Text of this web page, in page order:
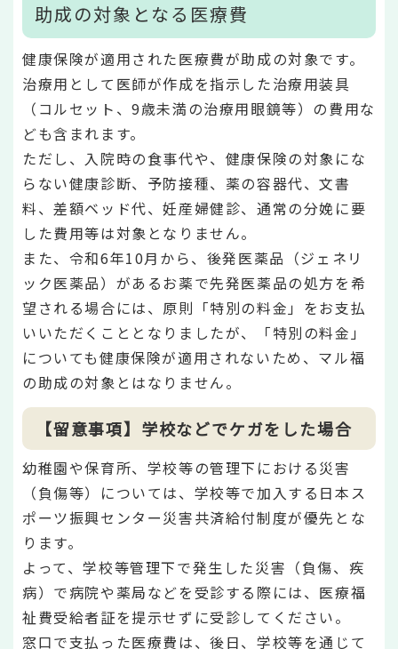
助成の対象となる医療費
健康保険が適用された医療費が助成の対象です。
治療用として医師が作成を指示した治療用装具
（コルセット、9歳未満の治療用眼鏡等）の費用な
ども含まれます。
ただし、入院時の食事代や、健康保険の対象にな
らない健康診断、予防接種、薬の容器代、文書
料、差額ベッド代、妊産婦健診、通常の分娩に要
した費用等は対象となりません。
また、令和6年10月から、後発医薬品（ジェネリ
ック医薬品）があるお薬で先発医薬品の処方を希
望される場合には、原則「特別の料金」をお支払
いいただくこととなりましたが、「特別の料金」
についても健康保険が適用されないため、マル福
の助成の対象とはなりません。
【留意事項】学校などでケガをした場合
幼稚園や保育所、学校等の管理下における災害
（負傷等）については、学校等で加入する日本ス
ポーツ振興センター災害共済給付制度が優先とな
ります。
よって、学校等管理下で発生した災害（負傷、疾
病）で病院や薬局などを受診する際には、医療福
祉費受給者証を提示せずに受診してください。
窓口で支払った医療費は、後日、学校等を通じて